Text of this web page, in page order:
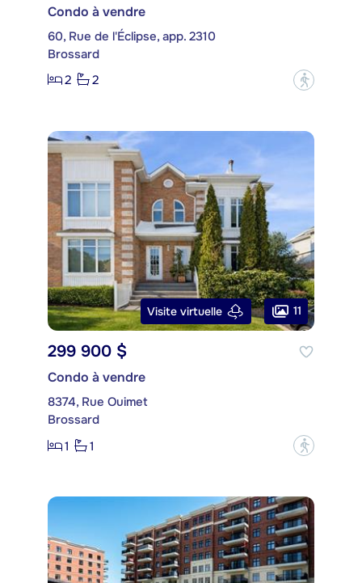
Condo à vendre
60, Rue de l'Éclipse, app. 2310
Brossard
2
2 ?
Visite virtuelle 11
299 900 $
Condo à vendre
8374, Rue Ouimet
Brossard
1
1 ?